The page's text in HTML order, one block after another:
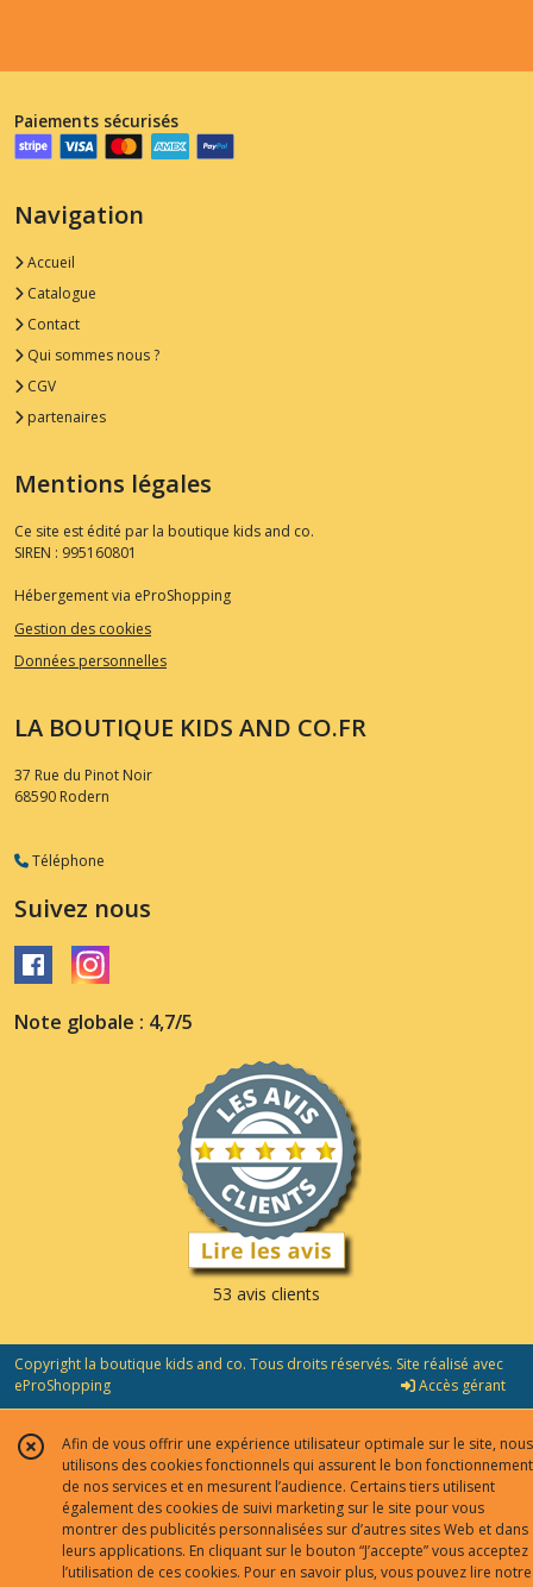
Paiements sécurisés
Navigation
Accueil
Catalogue
Contact
Qui sommes nous ?
CGV
partenaires
Mentions légales
Ce site est édité par la boutique kids and co.
SIREN : 995160801
Hébergement via eProShopping
Gestion des cookies
Données personnelles
LA BOUTIQUE KIDS AND CO.FR
37 Rue du Pinot Noir
68590 Rodern
Téléphone
Suivez nous
Note globale : 4,7/5
53 avis clients
Copyright la boutique kids and co. Tous droits réservés. Site réalisé avec
eProShopping
Accès gérant
Afin de vous offrir une expérience utilisateur optimale sur le site, nous
utilisons des cookies fonctionnels qui assurent le bon fonctionnement
de nos services et en mesurent l’audience. Certains tiers utilisent
également des cookies de suivi marketing sur le site pour vous
montrer des publicités personnalisées sur d’autres sites Web et dans
leurs applications. En cliquant sur le bouton “J’accepte” vous acceptez
l’utilisation de ces cookies. Pour en savoir plus, vous pouvez lire notre